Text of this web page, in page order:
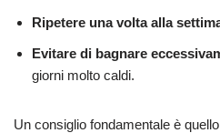
Ripetere una volta alla
Evitare di bagnare
giorni molto caldi.
Un consiglio fondamentale è